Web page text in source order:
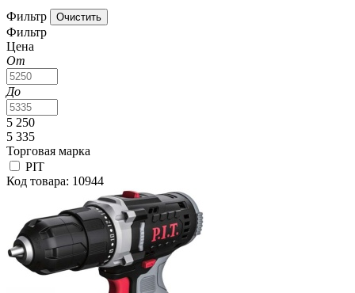
Фильтр
Фильтр
Цена
От
До
5 250
5 335
Торговая марка
PIT
Код товара: 10944